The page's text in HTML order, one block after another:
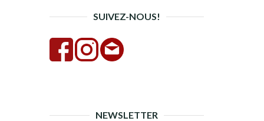
SUIVEZ-NOUS!
NEWSLETTER